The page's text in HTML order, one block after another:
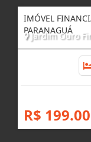
IMÓVEL
PARANAGUÁ
Jardim Ouro
R$